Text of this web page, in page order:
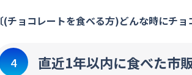
〔(チョコレートを食べる方)どんな時にチ
4 直近1年以内に食べた市